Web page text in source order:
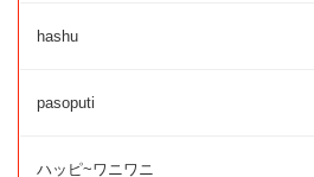
hashu
pasoputi
ハッピ~ワニワニ